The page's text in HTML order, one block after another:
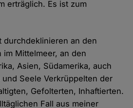
erträglich. Es ist zum
durchdeklinieren an den
Mittelmeer, an den
Asien, Südamerika, auch
Seele Verkrüppelten der
Gefolterten, Inhaftierten.
Fall aus meiner